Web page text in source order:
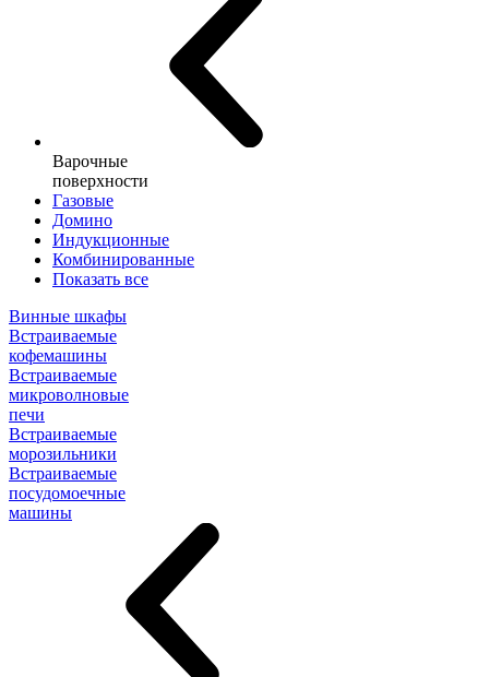
Варочные
поверхности
Газовые
Домино
Индукционные
Комбинированные
Показать все
Винные шкафы
Встраиваемые
кофемашины
Встраиваемые
микроволновые
печи
Встраиваемые
морозильники
Встраиваемые
посудомоечные
машины